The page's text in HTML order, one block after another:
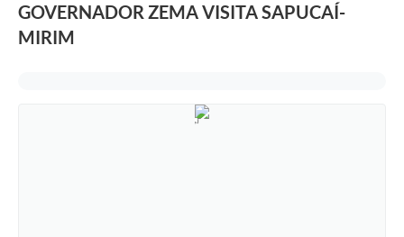
GOVERNADOR ZEMA VISITA SAPUCAÍ-
MIRIM